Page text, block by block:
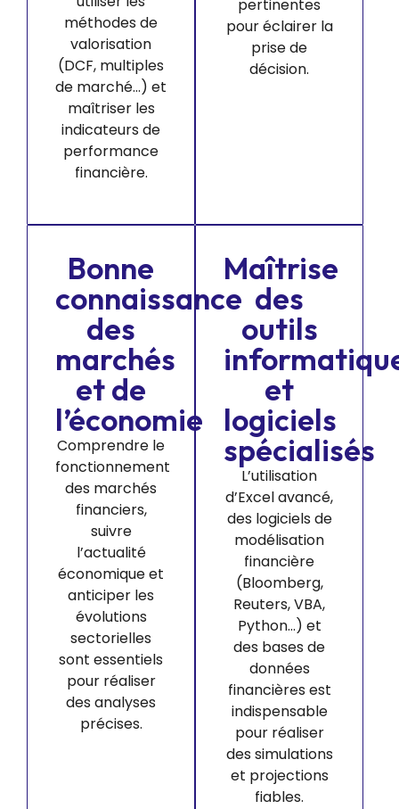
méthodes de
valorisation
(DCF, multiples
de marché…) et
maîtriser les
indicateurs de
performance
financière.
pertinentes
pour éclairer la
prise de
décision.
Bonne
connaissance
des
marchés
et de
l’économie
Comprendre le
fonctionnement
des marchés
financiers,
suivre
l’actualité
économique et
anticiper les
évolutions
sectorielles
sont essentiels
pour réaliser
des analyses
précises.
Maîtrise
des
outils
et
logiciels
spécialisés
L’utilisation
d’Excel avancé,
des logiciels de
modélisation
financière
(Bloomberg,
Reuters, VBA,
Python…) et
des bases de
données
financières est
indispensable
pour réaliser
des simulations
et projections
fiables.